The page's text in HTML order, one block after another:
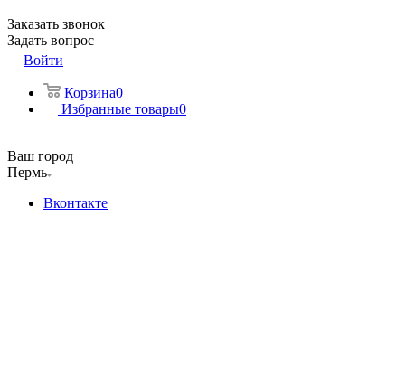
Заказать звонок
Задать вопрос
Войти
Корзина0
Избранные товары0
Ваш город
Пермь
Вконтакте